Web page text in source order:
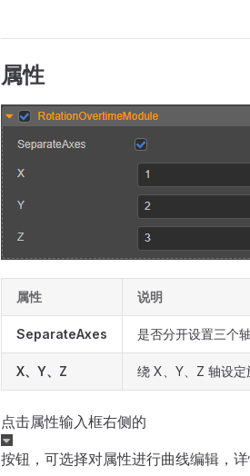
属性
属性 说明
SeparateAxes 是否分开设置三个
X、Y、Z 绕 X、Y、Z 轴设定
点击属性输入框右侧的
按钮，可选择对属性进行曲线编辑，